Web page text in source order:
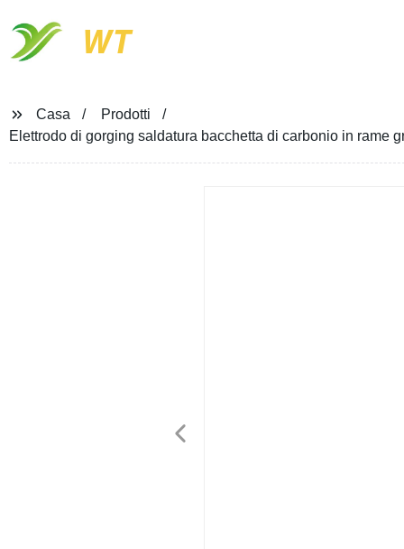
WT
Casa
Prodotti
Elettrodo di gorging saldatura bacchetta di carbonio in rame